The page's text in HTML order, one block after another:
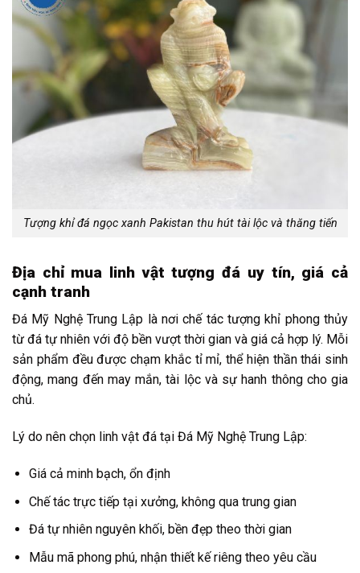
Tượng khỉ đá ngọc xanh Pakistan thu hút tài lộc và thăng tiến
Địa chỉ mua linh vật tượng đá uy tín, giá cả
cạnh tranh
Đá Mỹ Nghệ Trung Lập là nơi chế tác tượng khỉ phong thủy
từ đá tự nhiên với độ bền vượt thời gian và giá cả hợp lý. Mỗi
sản phẩm đều được chạm khắc tỉ mỉ, thể hiện thần thái sinh
động, mang đến may mắn, tài lộc và sự hanh thông cho gia
chủ.
Lý do nên chọn linh vật đá tại Đá Mỹ Nghệ Trung Lập:
Giá cả minh bạch, ổn định
Chế tác trực tiếp tại xưởng, không qua trung gian
Đá tự nhiên nguyên khối, bền đẹp theo thời gian
Mẫu mã phong phú, nhận thiết kế riêng theo yêu cầu